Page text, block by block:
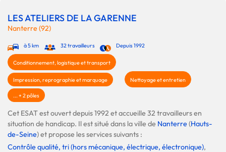
LES ATELIERS DE LA GARENNE
Nanterre (92)
à 5 km 32 travailleurs Depuis 1992
Conditionnement, logistique et transport
Impression, reprographie et marquage Nettoyage et entretien
... + 2 pôles
Cet ESAT est ouvert depuis 1992 et accueille 32 travailleurs en
situation de handicap. Il est situé dans la ville de Nanterre(Hauts-
de-Seine) et propose les services suivants :
Contrôle qualité, tri (hors mécanique, électrique, électronique),